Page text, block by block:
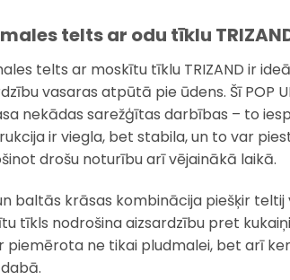
telts ar odu tīklu
telts ar moskītu tīklu TRIZAND ir
vasaras atpūtā pie ūdens. Šī POP
nekādas sarežģītas darbības – to
ir viegla, bet stabila, un to var
drošu noturību arī vējainākā laikā.
baltās krāsas kombinācija piešķir
tīkls nodrošina aizsardzību pret
piemērota ne tikai pludmalei, bet arī